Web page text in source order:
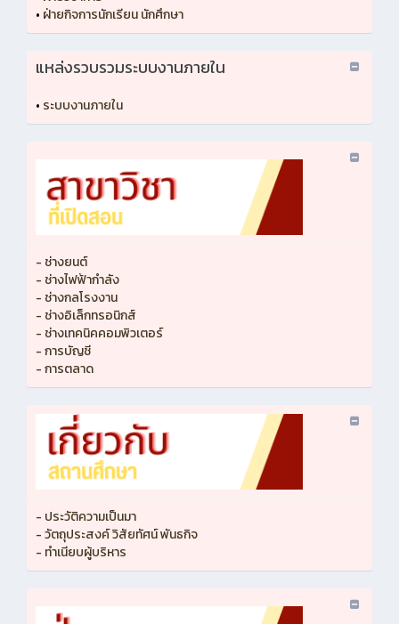
• ฝ่ายกิจการนักเรียน นักศึกษา
แหล่งรวบรวมระบบงานภายใน
• ระบบงานภายใน
- ช่างยนต์
- ช่างไฟฟ้ากำลัง
- ช่างกลโรงงาน
- ช่างอิเล็กทรอนิกส์
- ช่างเทคนิคคอมพิวเตอร์
- การบัญชี
- การตลาด
- ประวัติความเป็นมา
- วัตถุประสงค์ วิสัยทัศน์ พันธกิจ
- ทำเนียบผู้บริหาร